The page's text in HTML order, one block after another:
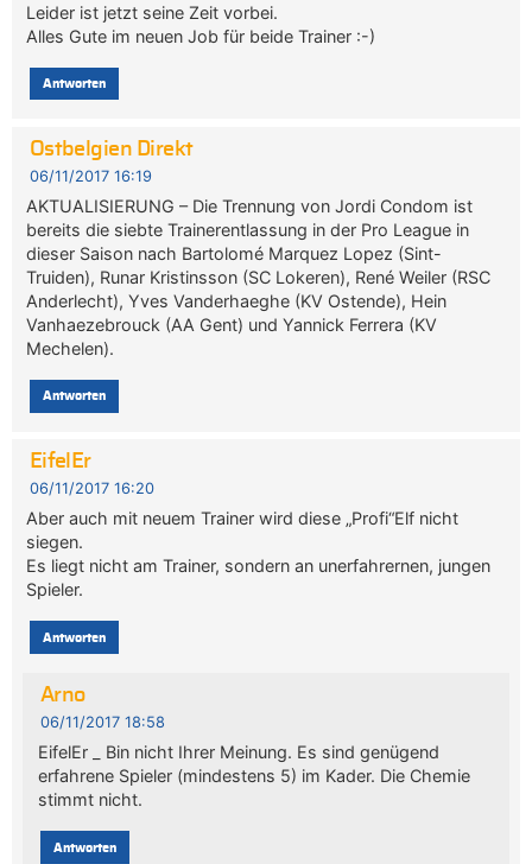
Leider ist jetzt seine Zeit vorbei.
Alles Gute im neuen Job für beide Trainer :-)
Antworten
Ostbelgien Direkt
06/11/2017 16:19
AKTUALISIERUNG – Die Trennung von Jordi Condom ist
bereits die siebte Trainerentlassung in der Pro League in
dieser Saison nach Bartolomé Marquez Lopez (Sint-
Truiden), Runar Kristinsson (SC Lokeren), René Weiler (RSC
Anderlecht), Yves Vanderhaeghe (KV Ostende), Hein
Vanhaezebrouck (AA Gent) und Yannick Ferrera (KV
Mechelen).
Antworten
EifelEr
06/11/2017 16:20
Aber auch mit neuem Trainer wird diese „Profi“Elf nicht
siegen.
Es liegt nicht am Trainer, sondern an unerfahrernen, jungen
Spieler.
Antworten
Arno
06/11/2017 18:58
EifelEr _ Bin nicht Ihrer Meinung. Es sind genügend
erfahrene Spieler (mindestens 5) im Kader. Die Chemie
stimmt nicht.
Antworten